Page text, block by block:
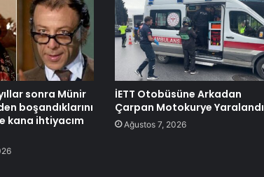
sonra Münir
boşandıklarını
kana ihtiyacım
İETT Otobüsüne Arkadan
Çarpan Motokurye Yaralandı
Ağustos 7, 2026